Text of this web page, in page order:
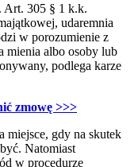
Art. 305 § 1 k.k.
udaremnia
w porozumienie z
mienia albo osoby lub
podlega karze
zmowę >>>
miejsce, gdy na skutek
Natomiast
w procedurze